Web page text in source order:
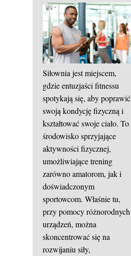
Siłownia jest miejscem,
gdzie entuzjaści fitnessu
spotykają się, aby poprawić
swoją kondycję fizyczną i
kształtować swoje ciało. To
środowisko sprzyjające
aktywności fizycznej,
umożliwiające trening
zarówno amatorom, jak i
doświadczonym
sportowcom. Właśnie tu,
przy pomocy różnorodnych
urządzeń, można
skoncentrować się na
rozwijaniu siły,